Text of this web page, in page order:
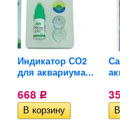
Индикатор СО2
для аквариума...
668 Р 350